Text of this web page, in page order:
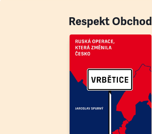
Respekt Obchod